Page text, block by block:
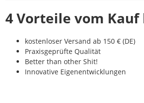
4 Vorteile vom Kauf
kostenloser Versand ab 150 € (DE)
Praxisgeprüfte Qualität
Better than other Shit!
Innovative Eigenentwicklungen